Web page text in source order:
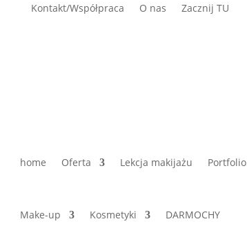
Kontakt/Współpraca O nas Zacznij TU
home Oferta Lekcja makijażu Portfolio
Make-up Kosmetyki DARMOCHY